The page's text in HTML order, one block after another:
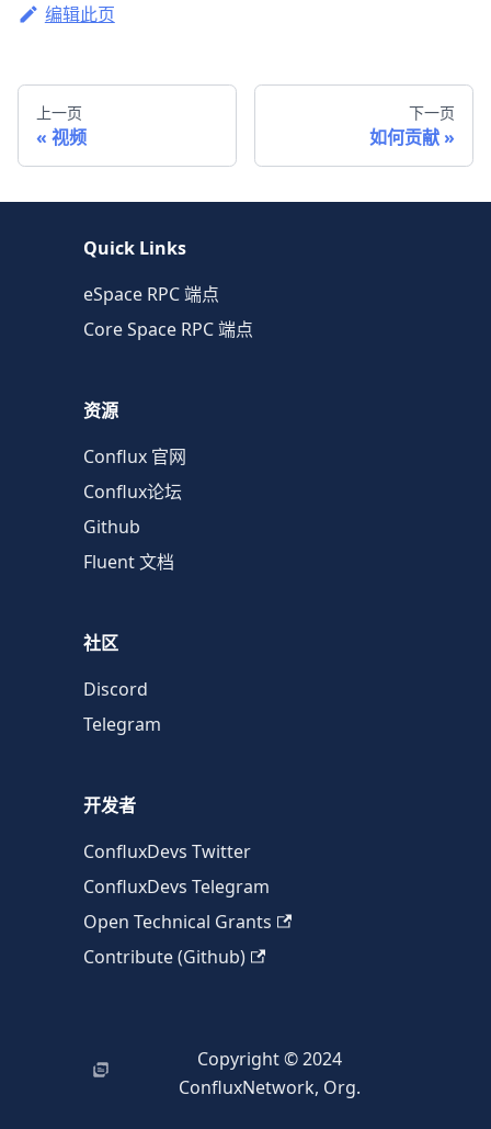
编辑此页
上一页
视频
下一页
如何贡献
Quick Links
eSpace RPC 端点
Core Space RPC 端点
资源
Conflux 官网
Conflux论坛
Github
Fluent 文档
社区
Discord
Telegram
开发者
ConfluxDevs Twitter
ConfluxDevs Telegram
Open Technical Grants
Contribute (Github)
Copyright © 2024
ConfluxNetwork, Org.